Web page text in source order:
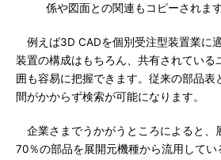
係や図面との関連もコピーされます
例えば3D CADを個別受注型装置業に
装置の構成はもちろん、共有されている
囲も容易に把握できます。従来の部品表
間がかからず検索が可能になります。
企業さまでうかがうところによると、
70％の部品を展開元機種から流用してい